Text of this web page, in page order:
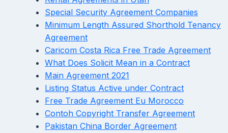
Special Security Agreement Companies
Minimum Length Assured Shorthold Tenancy
Agreement
Caricom Costa Rica Free Trade Agreement
What Does Solicit Mean in a Contract
Main Agreement 2021
Listing Status Active under Contract
Free Trade Agreement Eu Morocco
Contoh Copyright Transfer Agreement
Pakistan China Border Agreement